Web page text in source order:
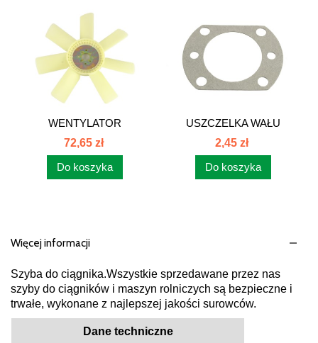
WENTYLATOR
CHŁODNICY...
72,65 zł
Do koszyka
USZCZELKA WAŁU
PRZEDNIEGO...
2,45 zł
Do koszyka
Więcej informacji
Szyba do ciągnika.Wszystkie sprzedawane przez nas
szyby do ciągników i maszyn rolniczych są bezpieczne i
trwałe, wykonane z najlepszej jakości surowców.
Dane techniczne